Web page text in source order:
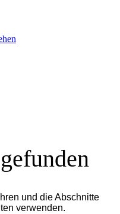
und die Abschnitte
verwenden.